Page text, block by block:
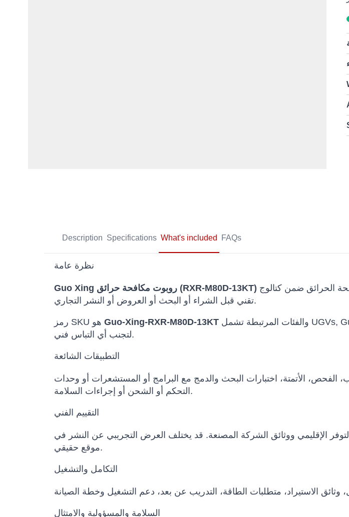
Description Specifications What's included FAQs
نظرة عامة
Guo Xing روبوت مكافحة حرائق (RXR-M80D-13KT)
تقني قبل الشراء أو البحث أو العروض أو النشر التجاري.
Guo-Xing-RXR-M80D-13KT
لتجنب أي التباس فني.
التطبيقات الشائعة
الفحص، الأتمتة، اختبارات البحث والدمج مع البرامج أو المستشعرات أو وحدات
التحكم أو الشحن أو إجراءات السلامة.
التقييم الفني
التوفر الإقليمي ووثائق الشركة المصنعة. قد يختلف العرض التجريبي عن النشر في
موقع حقيقي.
التكامل والتشغيل
السلامة والمسؤولية والامتثال